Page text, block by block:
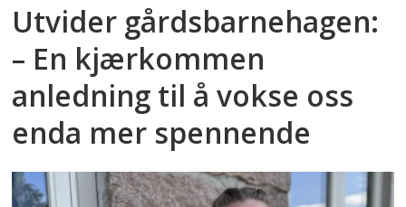
Utvider gårdsbarnehagen:
– En kjærkommen
anledning til å vokse oss
enda mer spennende